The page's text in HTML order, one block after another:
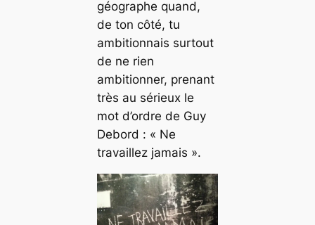
géographe quand,
de ton côté, tu
ambitionnais surtout
de ne rien
ambitionner, prenant
très au sérieux le
mot d’ordre de Guy
Debord : « Ne
travaillez jamais ».